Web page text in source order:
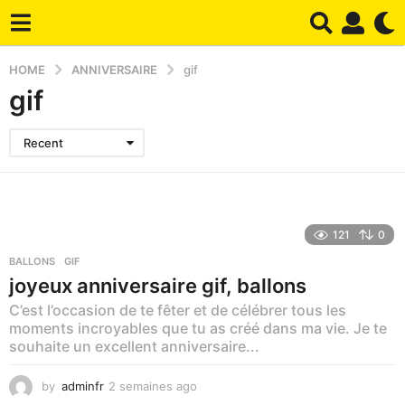
HOME ANNIVERSAIRE gif
gif
Recent
121 0
BALLONS ,GIF
joyeux anniversaire gif, ballons
C’est l’occasion de te fêter et de célébrer tous les
moments incroyables que tu as créé dans ma vie. Je te
souhaite un excellent anniversaire...
by adminfr 2 semaines ago